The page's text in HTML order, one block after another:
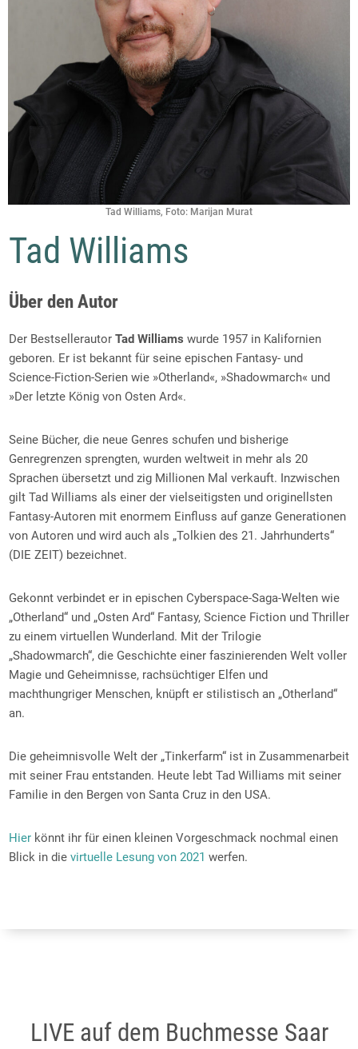
Tad Williams, Foto: Marijan Murat
Tad Williams
Über den Autor
Der Bestsellerautor Tad Williams wurde 1957 in Kalifornien
geboren. Er ist bekannt für seine epischen Fantasy- und
Science-Fiction-Serien wie »Otherland«, »Shadowmarch« und
»Der letzte König von Osten Ard«.
Seine Bücher, die neue Genres schufen und bisherige
Genregrenzen sprengten, wurden weltweit in mehr als 20
Sprachen übersetzt und zig Millionen Mal verkauft. Inzwischen
gilt Tad Williams als einer der vielseitigsten und originellsten
Fantasy-Autoren mit enormem Einfluss auf ganze Generationen
von Autoren und wird auch als „Tolkien des 21. Jahrhunderts“
(DIE ZEIT) bezeichnet.
Gekonnt verbindet er in epischen Cyberspace-Saga-Welten wie
„Otherland“ und „Osten Ard“ Fantasy, Science Fiction und Thriller
zu einem virtuellen Wunderland. Mit der Trilogie
„Shadowmarch“, die Geschichte einer faszinierenden Welt voller
Magie und Geheimnisse, rachsüchtiger Elfen und
machthungriger Menschen, knüpft er stilistisch an „Otherland“
an.
Die geheimnisvolle Welt der „Tinkerfarm“ ist in Zusammenarbeit
mit seiner Frau entstanden. Heute lebt Tad Williams mit seiner
Familie in den Bergen von Santa Cruz in den USA.
Hier könnt ihr für einen kleinen Vorgeschmack nochmal einen
Blick in die virtuelle Lesung von 2021 werfen.
LIVE auf dem Buchmesse Saar